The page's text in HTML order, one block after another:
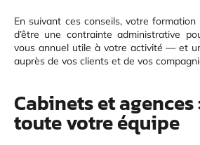
En suivant ces conseils, votre formation
d’être une contrainte administrative
vous annuel utile à votre activité — et
auprès de vos clients et de vos
Cabinets et agences
toute votre équipe